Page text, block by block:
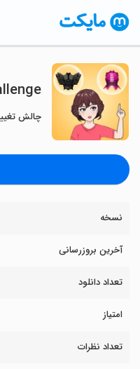
چالش
نسخه
آخرین بروزرسانی
تعداد دانلود
امتیاز
تعداد نظرات